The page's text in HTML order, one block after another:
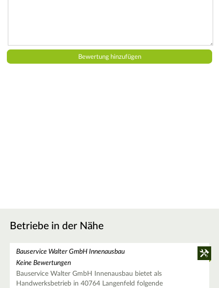
Betriebe in der Nähe
Bauservice Walter GmbH Innenausbau
Keine Bewertungen
Bauservice Walter GmbH Innenausbau bietet als
Handwerksbetrieb in 40764 Langenfeld folgende